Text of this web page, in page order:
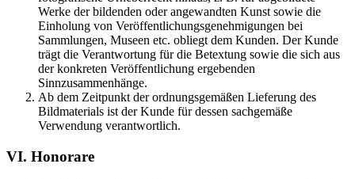
Werke der bildenden oder angewandten Kunst sowie die
Einholung von Veröffentlichungsgenehmigungen bei
Sammlungen, Museen etc. obliegt dem Kunden. Der Kunde
trägt die Verantwortung für die Betextung sowie die sich aus
der konkreten Veröffentlichung ergebenden
Sinnzusammenhänge.
Ab dem Zeitpunkt der ordnungsgemäßen Lieferung des
Bildmaterials ist der Kunde für dessen sachgemäße
Verwendung verantwortlich.
VI. Honorare